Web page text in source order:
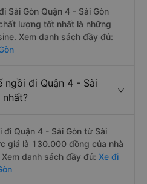
Sài Gòn Quận 4 - Sài Gòn
lượng tốt nhất là những
Xem danh sách đầy đủ:
ngồi đi Quận 4 - Sài
đi Quận 4 - Sài Gòn từ Sài
giá là 130.000 đồng của nhà
danh sách đầy đủ: Xe đi